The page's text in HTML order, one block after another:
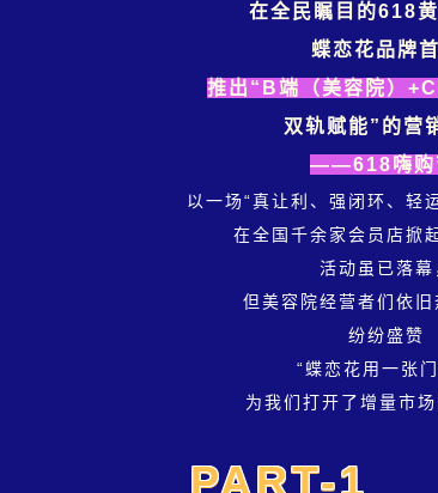
在全民瞩目的618
蝶恋花品牌
推出“B端（美容院）+C
双轨赋能”的营
——618嗨购
以一场“真让利、强闭环、轻
在全国千余家会员店掀
活动虽已落幕
但美容院经营者们依旧
纷纷盛赞
“蝶恋花用一张门
为我们打开了增量市
PART-1